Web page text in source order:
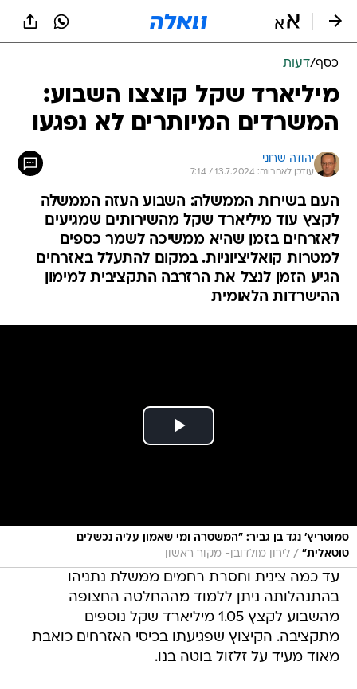
כסף/דעות
מיליארד שקל קוצצו השבוע:
המשרדים המיותרים לא נפגעו
יהודה שרוני
עודכן לאחרונה: 13.7.2024 / 7:14
העם בשירות הממשלה: השבוע העזה הממשלה
לקצץ עוד מיליארד שקל מהשירותים שמגיעים
לאזרחים בזמן שהיא ממשיכה לשמר כספים
למטרות קואליציוניות. במקום להתעלל באזרחים
הגיע הזמן לנצל את הרזרבה התקציבית למימון
ההישרדות הלאומית
סמוטריץ' נגד בן גביר: "המשטרה ומי שאמון עליה נכשלים
טוטאלית" / לירון מולדובן- מקור ראשון
עד כמה צינית וחסרת רחמים ממשלת נתניהו
בהתנהלותה ניתן ללמוד מההחלטה החצופה
מהשבוע לקצץ 1.05 מיליארד שקל נוספים
מתקציבה. הקיצוץ שפגיעתו בכיסי האזרחים כואבת
מאוד מעיד על זלזול בוטה בנו.